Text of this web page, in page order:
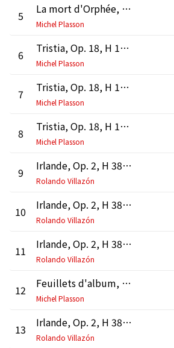
5 La mort d'Orphée, H 25: V. Tableau musical
Michel Plasson
6 Tristia, Op. 18, H 119: I. Méditation religieuse, H 56b
Michel Plasson
7 Tristia, Op. 18, H 119: II. La mort d'Ophélie, H 92a
Michel Plasson
8 Tristia, Op. 18, H 119: III. Marche funèbre pour la dernière scène d'Hamlet, H 103
Michel Plasson
9 Irlande, Op. 2, H 38: VI bis. Chant sacré, H 44b
Rolando Villazón
10 Irlande, Op. 2, H 38: III. Chant guerrier, H 41
Rolando Villazón
11 Irlande, Op. 2, H 38: V. Chanson à boire, H 43
Rolando Villazón
12 Feuillets d'album, Op. 9, H 121: III. Chant des chemins de fer, H 110
Michel Plasson
13 Irlande, Op. 2, H 38: VI. Chant sacré, H 44a
Rolando Villazón